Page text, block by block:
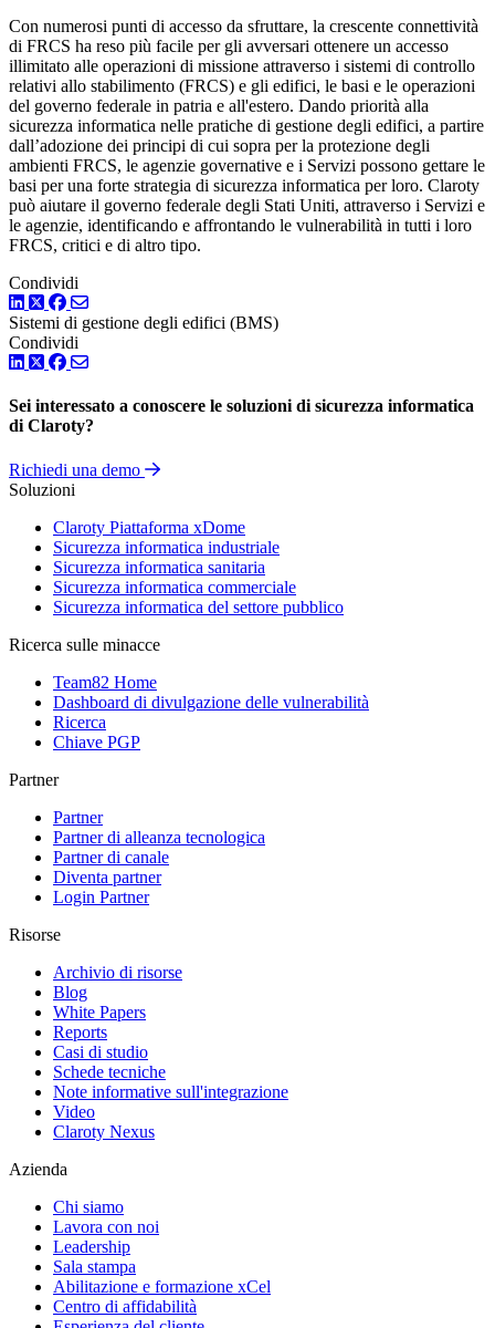
Con numerosi punti di accesso da sfruttare, la crescente connettività
di FRCS ha reso più facile per gli avversari ottenere un accesso
illimitato alle operazioni di missione attraverso i sistemi di controllo
relativi allo stabilimento (FRCS) e gli edifici, le basi e le operazioni
del governo federale in patria e all'estero. Dando priorità alla
sicurezza informatica nelle pratiche di gestione degli edifici, a partire
dall’adozione dei principi di cui sopra per la protezione degli
ambienti FRCS, le agenzie governative e i Servizi possono gettare le
basi per una forte strategia di sicurezza informatica per loro. Claroty
può aiutare il governo federale degli Stati Uniti, attraverso i Servizi e
le agenzie, identificando e affrontando le vulnerabilità in tutti i loro
FRCS, critici e di altro tipo.
Condividi
LinkedIn
TwitterFacebook
Sistemi di gestione degli edifici (BMS)
Condividi
LinkedIn
TwitterFacebook
Sei interessato a conoscere le soluzioni di sicurezza informatica
di Claroty?
Richiedi una demo
Soluzioni
Claroty Piattaforma xDome
Sicurezza informatica industriale
Sicurezza informatica sanitaria
Sicurezza informatica commerciale
Sicurezza informatica del settore pubblico
Ricerca sulle minacce
Team82 Home
Dashboard di divulgazione delle vulnerabilità
Ricerca
Chiave PGP
Partner
Partner
Partner di alleanza tecnologica
Partner di canale
Diventa partner
Login Partner
Risorse
Archivio di risorse
Blog
White Papers
Reports
Casi di studio
Schede tecniche
Note informative sull'integrazione
Video
Claroty Nexus
Azienda
Chi siamo
Lavora con noi
Leadership
Sala stampa
Abilitazione e formazione xCel
Centro di affidabilità